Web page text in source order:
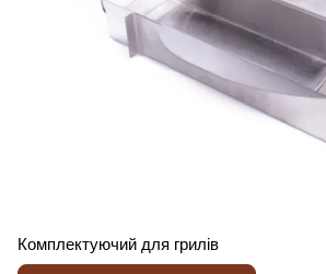
Комплектуючий для грилів